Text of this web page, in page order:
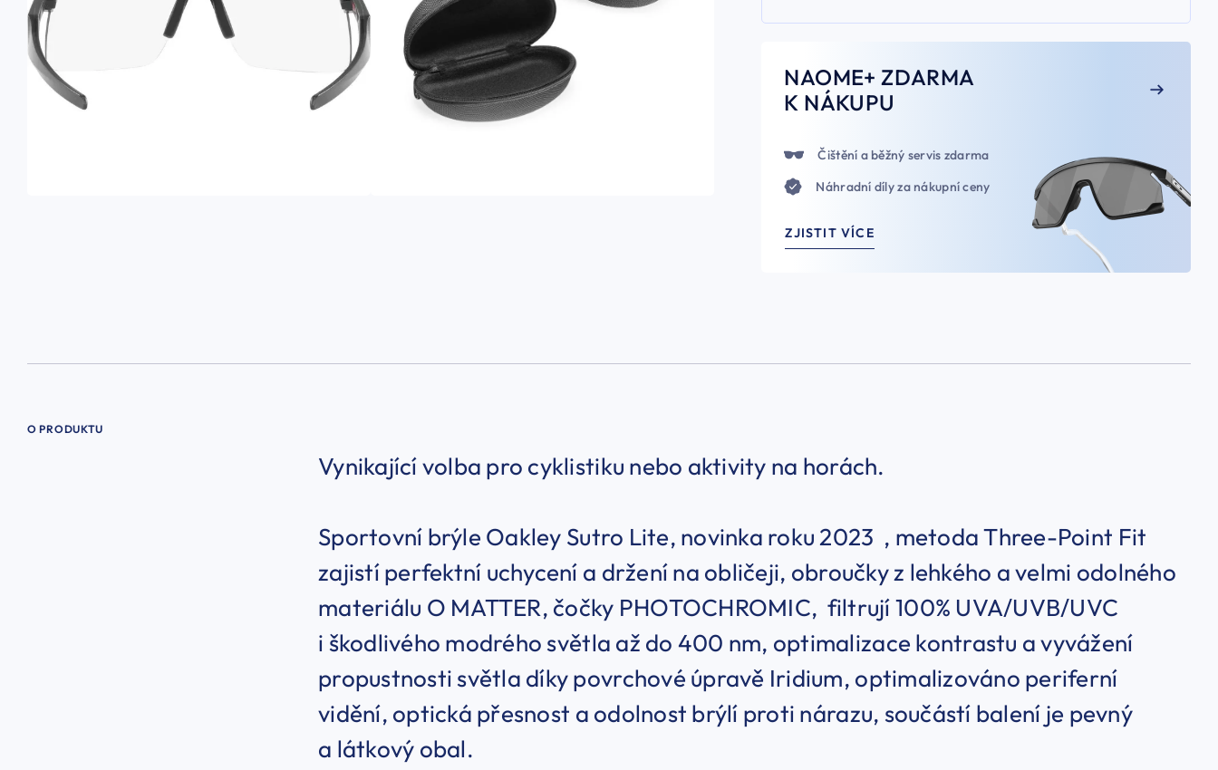
NAOME+ ZDARMA
K NÁKUPU
Čištění a běžný servis zdarma
Náhradní díly za nákupní ceny
ZJISTIT VÍCE
O PRODUKTU
Vynikající volba pro cyklistiku nebo aktivity na horách.
Sportovní brýle Oakley Sutro Lite, novinka roku 2023 , metoda Three-Point Fit
zajistí perfektní uchycení a držení na obličeji, obroučky z lehkého a velmi odolného
materiálu O MATTER, čočky PHOTOCHROMIC, filtrují 100% UVA/UVB/UVC
i škodlivého modrého světla až do 400 nm, optimalizace kontrastu a vyvážení
propustnosti světla díky povrchové úpravě Iridium, optimalizováno periferní
vidění, optická přesnost a odolnost brýlí proti nárazu, součástí balení je pevný
a látkový obal.